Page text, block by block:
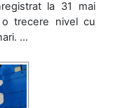
la 31 mai
trecere nivel cu
...